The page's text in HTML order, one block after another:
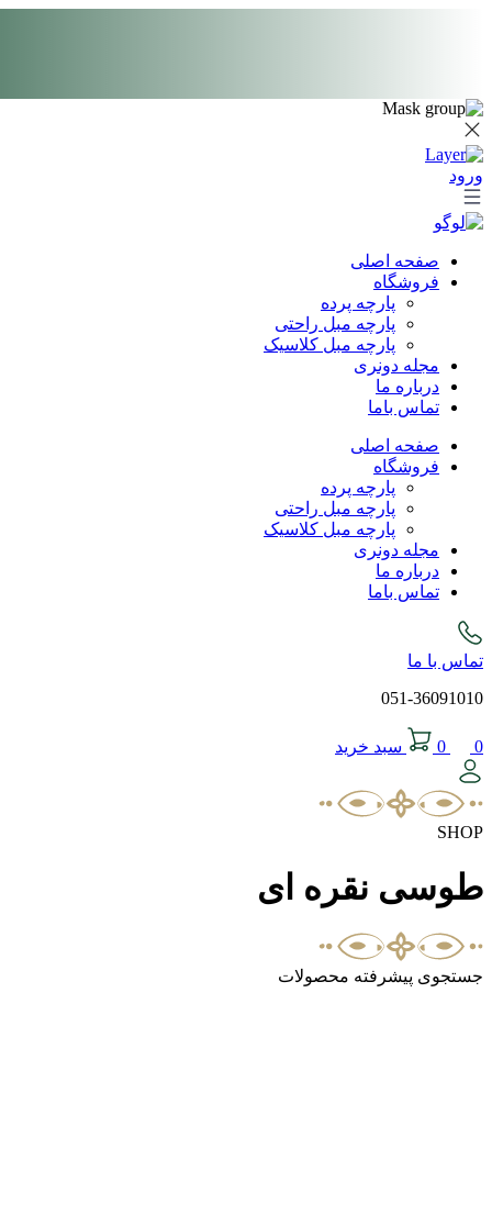
ورود
صفحه اصلی
فروشگاه
پارچه پرده
پارچه مبل راحتی
پارچه مبل کلاسیک
مجله دونری
درباره ما
تماس باما
صفحه اصلی
فروشگاه
پارچه پرده
پارچه مبل راحتی
پارچه مبل کلاسیک
مجله دونری
درباره ما
تماس باما
تماس با ما
051-36091010
0
0 سبد خرید
SHOP
طوسی نقره ای
جستجوی پیشرفته محصولات